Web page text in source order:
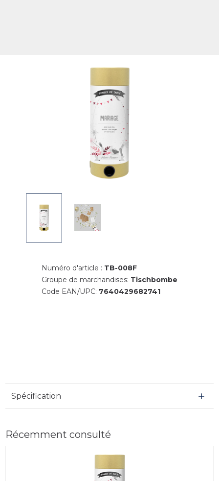
Numéro d'article : TB-008F
Groupe de marchandises: Tischbombe
Code EAN/UPC: 7640429682741
Spécification
Récemment consulté